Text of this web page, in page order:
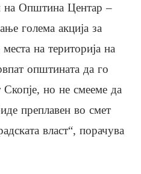
на Општина Центар –
голема акција за
на територија на
општината да го
Скопје, но не смееме да
преплавен во смет
власт“, порачува